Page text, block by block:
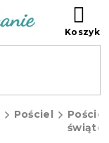
Pościel
Pościel